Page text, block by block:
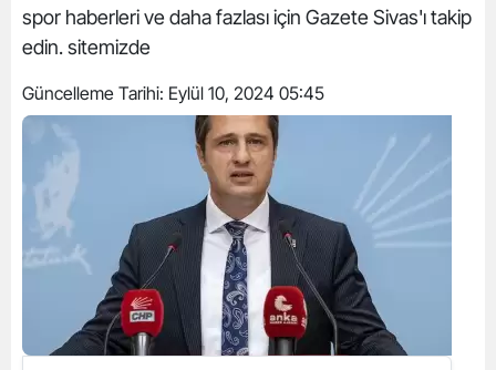
spor haberleri ve daha fazlası için Gazete Sivas'ı takip
edin. sitemizde
Güncelleme Tarihi: Eylül 10, 2024 05:45